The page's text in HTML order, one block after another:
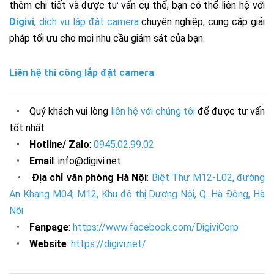
thêm chi tiết và được tư vấn cụ thể, bạn có thể liên hệ với
Digivi, dịch vụ lắp đặt camerachuyên nghiệp, cung cấp giải
pháp tối ưu cho mọi nhu cầu giám sát của bạn.
Liên hệ thi công lắp đặt camera
• Quý khách vui lòng liên hệ với chúng tôi để được tư vấn
tốt nhất
•
Hotline/ Zalo: 0945.02.99.02
•
Email: info@digivi.net
•
Địa chỉ văn phòng Hà Nội: Biệt Thự M12-L02, đường
An Khang M04; M12, Khu đô thị Dương Nội, Q. Hà Đông, Hà
Nội
•
Fanpage: https://www.facebook.com/DigiviCorp
•
Website: https://digivi.net/